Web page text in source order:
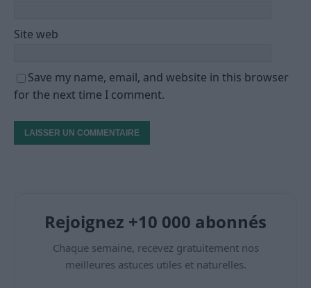
Site web
Save my name, email, and website in this browser
for the next time I comment.
Rejoignez +10 000 abonnés
Chaque semaine, recevez gratuitement nos
meilleures astuces utiles et naturelles.